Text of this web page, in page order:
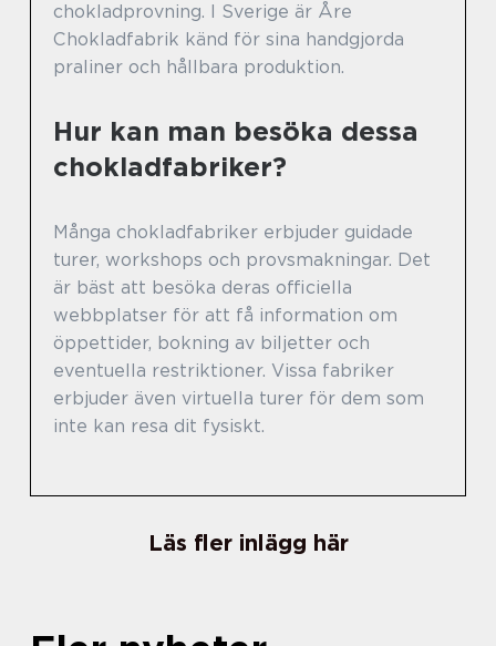
chokladprovning. I Sverige är Åre
Chokladfabrik känd för sina handgjorda
praliner och hållbara produktion.
Hur kan man besöka dessa
chokladfabriker?
Många chokladfabriker erbjuder guidade
turer, workshops och provsmakningar. Det
är bäst att besöka deras officiella
webbplatser för att få information om
öppettider, bokning av biljetter och
eventuella restriktioner. Vissa fabriker
erbjuder även virtuella turer för dem som
inte kan resa dit fysiskt.
Läs fler inlägg här